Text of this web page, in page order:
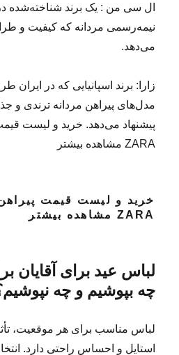
ال سی من : یک برند شناخته‌شده
نیمه‌رسمی مردانه که کیفیت و
می‌دهد.
زارا: برند اسپانیایی که در ایران
پیشنهاد می‌دهد. خرید و لیست قیمت
ZARA مشاهده بیشتر
خرید و لیست قیمت پیراهن
ZARA مشاهده بیشتر
لباس عید برای آقایان
چه بپوشیم و چه
لباس مناسب برای هر موقعیت،
استایل و احساس راحتی دارد.